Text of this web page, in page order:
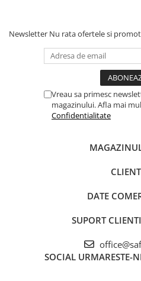
Newsletter Nu rata ofertele si
Vreau sa primesc
magazinului. Afla mai
Confidentialitate
DATE
SUPORT CLIENTI
SOCIAL URMARESTE-